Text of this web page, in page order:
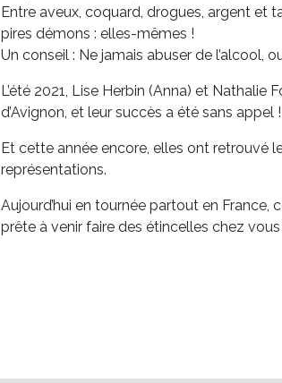
Entre aveux, coquard, drogues, argent et
pires démons : elles-mêmes !
Un conseil : Ne jamais abuser de l’alcool,
L’été 2021, Lise Herbin (Anna) et
d’Avignon, et leur succès a été sans appel !
Et cette année encore, elles ont retrouvé
représentations.
Aujourd’hui en tournée partout en
prête à venir faire des étincelles chez vous